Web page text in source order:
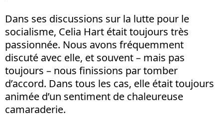
Dans ses discussions sur la lutte pour le
socialisme, Celia Hart était toujours très
passionnée. Nous avons fréquemment
discuté avec elle, et souvent – mais pas
toujours – nous finissions par tomber
d’accord. Dans tous les cas, elle était toujours
animée d’un sentiment de chaleureuse
camaraderie.